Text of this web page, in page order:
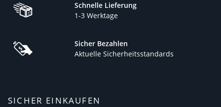
Schnelle Lieferung
1-3 Werktage
Sicher Bezahlen
Aktuelle Sicherheitsstandards
SICHER EINKAUFEN